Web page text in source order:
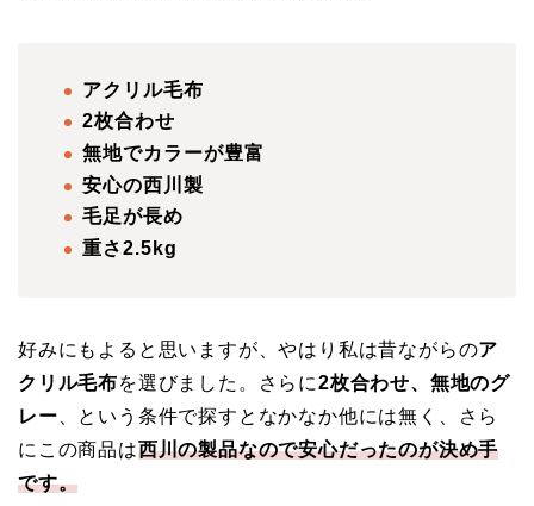
アクリル毛布
2枚合わせ
無地でカラーが豊富
安心の西川製
毛足が長め
重さ2.5kg
好みにもよると思いますが、やはり私は昔ながらのア
クリル毛布を選びました。さらに2枚合わせ、無地のグ
レー 、という条件で探すとなかなか他には無く、さら
にこの商品は西川の製品なので安心だったのが決め手
です。